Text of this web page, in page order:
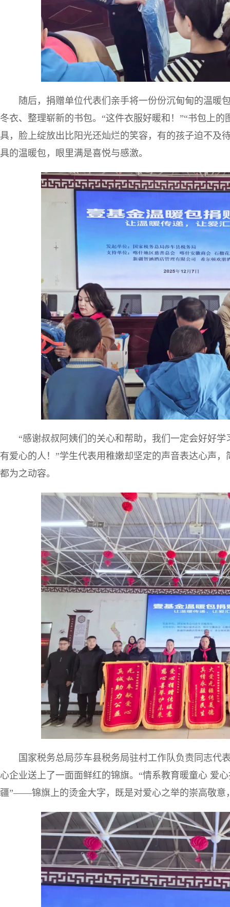
随后，捐赠单位代表们亲手将一份份沉甸甸的温暖
冬衣、整理崭新的书包。“这件衣服好暖和！”“书包上
具，脸上绽放出比阳光还灿烂的笑容，有的孩子迫不及
具的温暖包，眼里满是喜悦与感激。
“感谢叔叔阿姨们的关心和帮助，我们一定会好好
有爱心的人！”学生代表用稚嫩却坚定的声音表达心声
都为之动容。
国家税务总局莎车县税务局驻村工作队负责同志代
心企业送上了一面面鲜红的锦旗。“情系教育暖童心 爱
疆”——锦旗上的烫金大字，既是对爱心之举的崇高敬意